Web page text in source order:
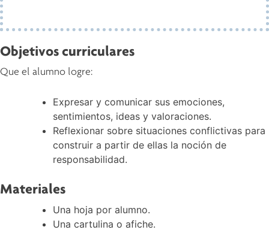
Objetivos curriculares
Que el alumno logre:
Expresar y comunicar sus emociones,
sentimientos, ideas y valoraciones.
Reflexionar sobre situaciones conflictivas para
construir a partir de ellas la noción de
responsabilidad.
Materiales
Una hoja por alumno.
Una cartulina o afiche.